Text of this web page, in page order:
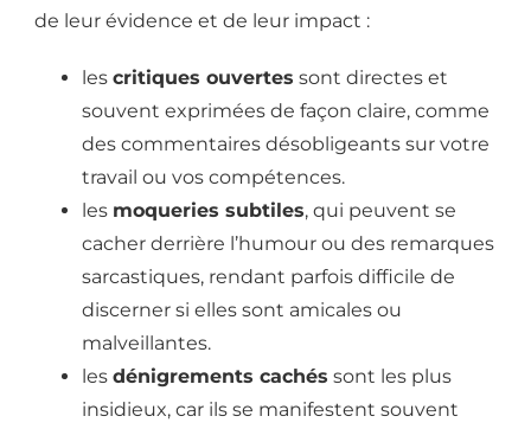
de leur évidence et de leur impact :
les critiques ouvertes sont directes et
souvent exprimées de façon claire, comme
des commentaires désobligeants sur votre
travail ou vos compétences.
les moqueries subtiles, qui peuvent se
cacher derrière l’humour ou des remarques
sarcastiques, rendant parfois difficile de
discerner si elles sont amicales ou
malveillantes.
les dénigrements cachés sont les plus
insidieux, car ils se manifestent souvent